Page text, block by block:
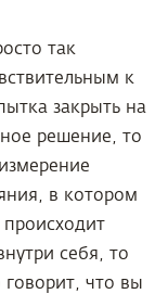
так
к
закрыть на
решение, то
в котором
происходит
себя, то
что вы